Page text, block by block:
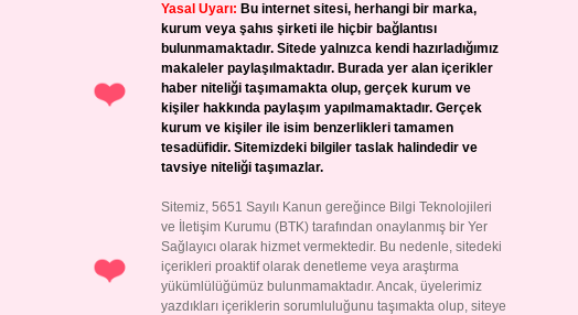
Yasal Uyarı: Bu internet sitesi, herhangi bir marka,
kurum veya şahıs şirketi ile hiçbir bağlantısı
bulunmamaktadır. Sitede yalnızca kendi hazırladığımız
makaleler paylaşılmaktadır. Burada yer alan içerikler
haber niteliği taşımamakta olup, gerçek kurum ve
kişiler hakkında paylaşım yapılmamaktadır. Gerçek
kurum ve kişiler ile isim benzerlikleri tamamen
tesadüfidir. Sitemizdeki bilgiler taslak halindedir ve
tavsiye niteliği taşımazlar.
Sitemiz, 5651 Sayılı Kanun gereğince Bilgi Teknolojileri
ve İletişim Kurumu (BTK) tarafından onaylanmış bir Yer
Sağlayıcı olarak hizmet vermektedir. Bu nedenle, sitedeki
içerikleri proaktif olarak denetleme veya araştırma
yükümlülüğümüz bulunmamaktadır. Ancak, üyelerimiz
yazdıkları içeriklerin sorumluluğunu taşımakta olup, siteye